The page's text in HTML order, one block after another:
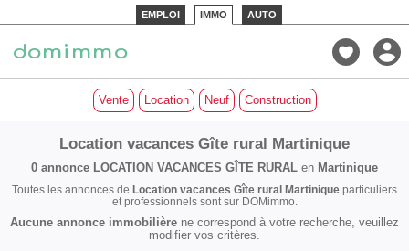
EMPLOI IMMO AUTO
Vente Location Neuf Construction
Location vacances Gîte rural Martinique
0 annonce LOCATION VACANCES GÎTE RURAL en Martinique
Toutes les annonces de Location vacances Gîte rural Martinique particuliers
et professionnels sont sur DOMimmo.
Aucune annonce immobilière ne correspond à votre recherche, veuillez
modifier vos critères.